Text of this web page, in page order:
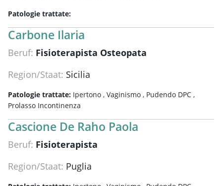
Patologie trattate:
Carbone Ilaria
Beruf: Fisioterapista Osteopata
Region/Staat: Sicilia
Patologie trattate: Ipertono , Vaginismo , Pudendo DPC ,
Prolasso Incontinenza
Cascione De Raho Paola
Beruf: Fisioterapista
Region/Staat: Puglia